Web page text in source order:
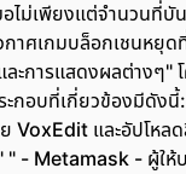
อไม่เพียงแต่จำนวนที่
กาศเกมบล็อกเชนหยุ
ละการแสดงผลต่างๆ"
กอบที่เกี่ยวข้องมีดังนี้
VoxEdit และอัปโหล
" " - Metamask - ผู้ใ